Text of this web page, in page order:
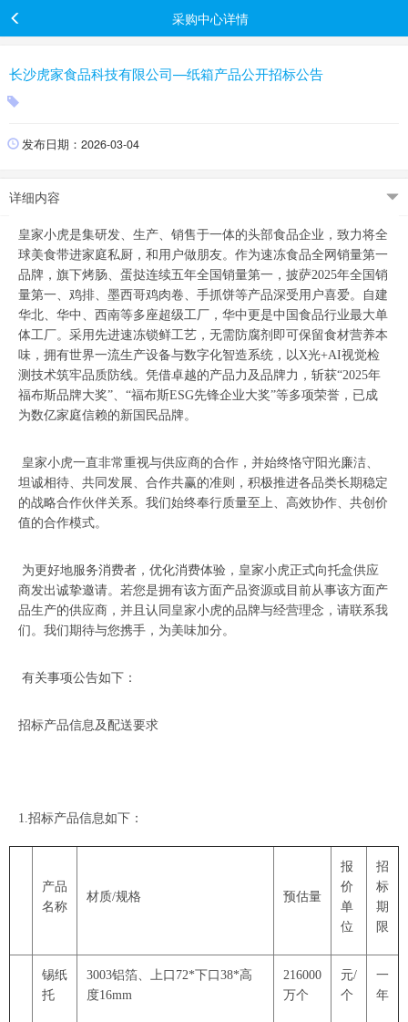
采购中心详情
长沙虎家食品科技有限公司—纸箱产品公开招标公告
发布日期：2026-03-04
详细内容
皇家小虎是集研发、生产、销售于一体的头部食品企业，致力将全
球美食带进家庭私厨，和用户做朋友。作为速冻食品全网销量第一
品牌，旗下烤肠、蛋挞连续五年全国销量第一，披萨2025年全国销
量第一、鸡排、墨西哥鸡肉卷、手抓饼等产品深受用户喜爱。自建
华北、华中、西南等多座超级工厂，华中更是中国食品行业最大单
体工厂。采用先进速冻锁鲜工艺，无需防腐剂即可保留食材营养本
味，拥有世界一流生产设备与数字化智造系统，以X光+AI视觉检
测技术筑牢品质防线。凭借卓越的产品力及品牌力，斩获“2025年
福布斯品牌大奖”、“福布斯ESG先锋企业大奖”等多项荣誉，已成
为数亿家庭信赖的新国民品牌。
皇家小虎一直非常重视与供应商的合作，并始终恪守阳光廉洁、
坦诚相待、共同发展、合作共赢的准则，积极推进各品类长期稳定
的战略合作伙伴关系。我们始终奉行质量至上、高效协作、共创价
值的合作模式。
为更好地服务消费者，优化消费体验，皇家小虎正式向托盒供应
商发出诚挚邀请。若您是拥有该方面产品资源或目前从事该方面产
品生产的供应商，并且认同皇家小虎的品牌与经营理念，请联系我
们。我们期待与您携手，为美味加分。
有关事项公告如下：
招标产品信息及配送要求
1.招标产品信息如下：
产品
名称
材质/规格 预估量
报
价
单
位
招
标
期
限
锡纸
托
3003铝箔、上口72*下口38*高
度16mm
216000
万个
元/
个
一
年